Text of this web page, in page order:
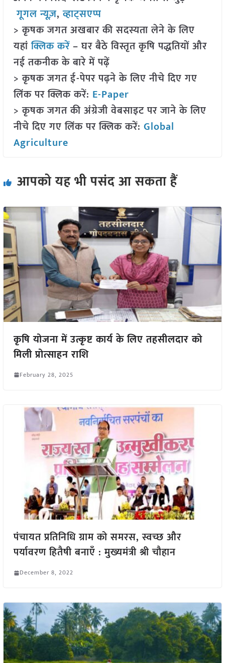
गूगल न्यूज़,व्हाट्सएप्प
> कृषक जगत अखबार की सदस्यता लेने के लिए
यहांक्लिक करें– घर बैठे विस्तृत कृषि पद्धतियों और
नई तकनीक के बारे में पढ़ें
> कृषक जगत ई-पेपर पढ़ने के लिए नीचे दिए गए
लिंक पर क्लिक करें: E-Paper
> कृषक जगत की अंग्रेजी वेबसाइट पर जाने के लिए
नीचे दिए गए लिंक पर क्लिक करें: Global
Agriculture
आपको यह भी पसंद आ सकता हैं
कृषि योजना में उत्कृष्ट कार्य के लिए तहसीलदार को
मिली प्रोत्साहन राशि
February 28, 2025
पंचायत प्रतिनिधि ग्राम को समरस, स्वच्छ और
पर्यावरण हितैषी बनाएँ : मुख्यमंत्री श्री चौहान
December 8, 2022